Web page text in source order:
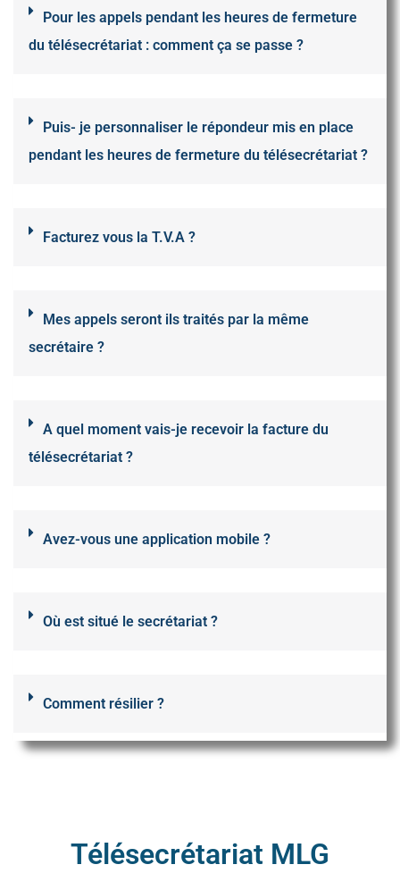
Pour les appels pendant les heures de fermeture
du télésecrétariat : comment ça se passe ?
Puis- je personnaliser le répondeur mis en place
pendant les heures de fermeture du télésecrétariat ?
Facturez vous la T.V.A ?
Mes appels seront ils traités par la même
secrétaire ?
A quel moment vais-je recevoir la facture du
télésecrétariat ?
Avez-vous une application mobile ?
Où est situé le secrétariat ?
Comment résilier ?
Télésecrétariat MLG